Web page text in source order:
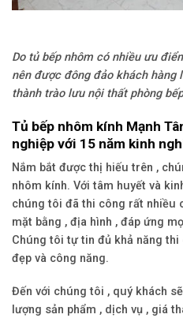
Do tủ bếp nhôm có nhiều ưu
nên được đông đảo khách hàng
thành trào lưu nội thất phòng
Tủ bếp nhôm kính Mạnh
nghiệp với 15 năm kinh
Nắm bắt được thị hiếu trên ,
nhôm kính. Với tâm huyết và
chúng tôi đã thi công rất nhiều
mặt bằng , địa hình , đáp ứng
Chúng tôi tự tin đủ khả năng
đẹp và công năng.
Đến với chúng tôi , quý khách
lượng sản phẩm , dịch vụ , giá